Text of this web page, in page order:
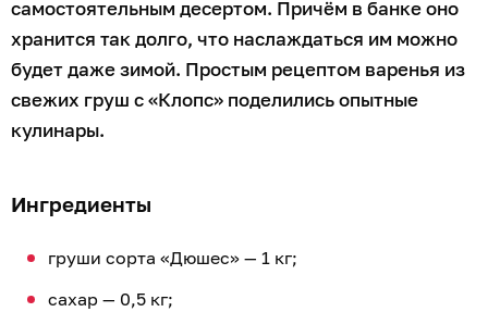
самостоятельным десертом. Причём в банке оно
хранится так долго, что наслаждаться им можно
будет даже зимой. Простым рецептом варенья из
свежих груш с «Клопс» поделились опытные
кулинары.
Ингредиенты
груши сорта «Дюшес» — 1 кг;
сахар — 0,5 кг;